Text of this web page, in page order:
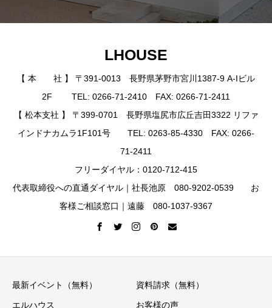
LHOUSE
【 本 社 】 〒391-0013 長野県茅野市宮川1387-9 A-Iビル
2F TEL: 0266-71-2410 FAX: 0266-71-2411
【 松本支社 】 〒399-0701 長野県塩尻市広丘吉田3322 リファ
インドナカムラ1F101号 TEL: 0263-85-4330 FAX: 0266-
71-2411
フリーダイヤル：0120-712-415
代表取締役への直通ダイヤル｜社長池原 080-9202-0539 お
客様ご相談窓口｜遠藤 080-1037-9367
最新イベント（無料） 資料請求（無料）
エルハウス お客様の声